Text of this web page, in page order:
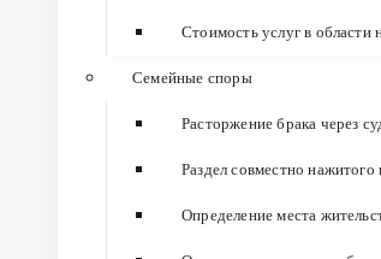
Стоимость услуг в области
Семейные споры
Расторжение брака через
Раздел совместно
Определение места